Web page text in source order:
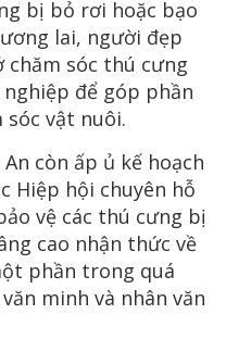
bị bỏ rơi hoặc bạo
lai, người đẹp
chăm sóc thú cưng
để góp phần
sóc vật nuôi.
còn ấp ủ kế hoạch
Hiệp hội chuyên hỗ
vệ các thú cưng bị
cao nhận thức về
phần trong quá
minh và nhân văn